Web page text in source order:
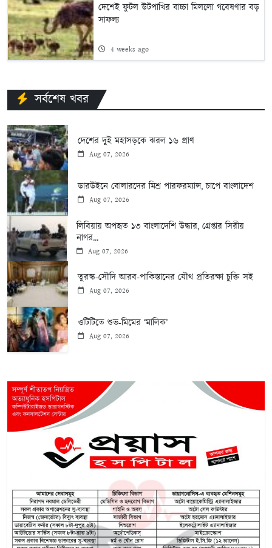
দেশেই ফুটল উটপাখির বাচ্চা মিললো গবেষণার বড়
সাফল্য
4 weeks ago
সর্বশেষ খবর
দেশের দুই মহাসড়কে ঝরল ১৬ প্রাণ
Aug 07, 2026
ডারউইনে বোলারদের মিশ্র পারফরম্যান্স, চাপে বাংলাদেশ
Aug 07, 2026
লিবিয়ায় অপহৃত ১৩ বাংলাদেশি উদ্ধার, গ্রেপ্তার সিরীয়
নাগর...
Aug 07, 2026
তুরস্ক-সৌদি আরব-পাকিস্তানের যৌথ প্রতিরক্ষা চুক্তি সই
Aug 07, 2026
ওটিটিতে শুভ-মিমের ‘মালিক’
Aug 07, 2026